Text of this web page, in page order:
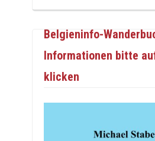
Belgieninfo-
Informationen bitte
klicken